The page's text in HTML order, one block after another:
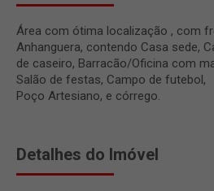
Área com ótima localização , com
Anhanguera, contendo Casa sede,
de caseiro, Barracão/Oficina com
Salão de festas, Campo de futebol,
Poço Artesiano, e córrego.
Detalhes do Imóvel